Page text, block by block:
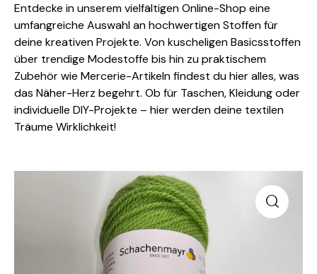
Entdecke in unserem vielfältigen Online-Shop eine
umfangreiche Auswahl an hochwertigen Stoffen für
deine kreativen Projekte. Von kuscheligen Basicsstoffen
über trendige Modestoffe bis hin zu praktischem
Zubehör wie Mercerie-Artikeln findest du hier alles, was
das Näher-Herz begehrt. Ob für Taschen, Kleidung oder
individuelle DIY-Projekte – hier werden deine textilen
Träume Wirklichkeit!